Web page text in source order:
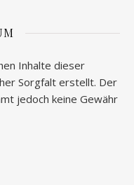
Inhalte dieser
Sorgfalt erstellt. Der
jedoch keine Gewähr